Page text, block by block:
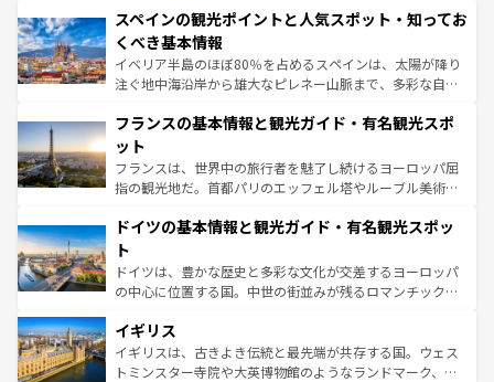
ろん、トスカーナの美しい田園風景やアマルフィ海岸の絶
景など、自然景観も見逃せない。観光の合間には、本場の
ピザやパスタなど、絶品のイタリア料理を堪能することも
できる。朝目覚めてから夜眠るまで、すべての瞬間を楽し
なお、新着のイタリア情報はコンテンツ一覧を参照してほ
しい。
スペインの観光ポイントと人気スポット・知ってお
くべき基本情報
イベリア半島のほぼ80％を占めるスペインは、太陽が降り
注ぐ地中海沿岸から雄大なピレネー山脈まで、多彩な自然
文化が根付くこの国では、情熱的なフラメンコ、熱気あふ
れる闘牛、そして美味しいタパスが生活の一部となってい
る。首都マドリードの洗練された雰囲気や、バルセロナの
アートに溢れた街角から、地方では古代ローマ遺跡や中世
せる。地方によって風土や気候が異なるスペインはその個
ンテンツ一覧 を参照してほしい。
フランスの基本情報と観光ガイド・有名観光スポ
ット
フランスは、世界中の旅行者を魅了し続けるヨーロッパ屈
指の観光地だ。首都パリのエッフェル塔やルーブル美術館
で、幅広い魅力が詰まっている。華麗な宮殿、歴史的な大
聖堂、美しいビーチ、そして豊かな自然が、訪れる者を心
から魅了する。また、フランスは美食の国としても知ら
れ、フランス料理はユネスコ無形文化遺産にも登録されて
香り高いラベンダー畑など、多彩な楽しみ方が可能だ。さ
らに、パリ以外の地域にも魅力が溢れており、どの街角に
も豊かな歴史と文化が息づいている。パリ以外の個性あふ
ドイツの基本情報と観光ガイド・有名観光スポッ
ト
ドイツは、豊かな歴史と多彩な文化が交差するヨーロッパ
の中心に位置する国。中世の街並みが残るロマンチック街
顔を持つこの国は、どこを歩いても飽きることがない。ベ
ルリンの文化的活気、バイエルン州のアルプスの絶景、そ
してライン川沿いのワイン畑といった風景は必見。ビール
イギリス
イギリスは、古きよき伝統と最先端が共存する国。ウェス
トミンスター寺院や大英博物館のようなランドマーク、歴